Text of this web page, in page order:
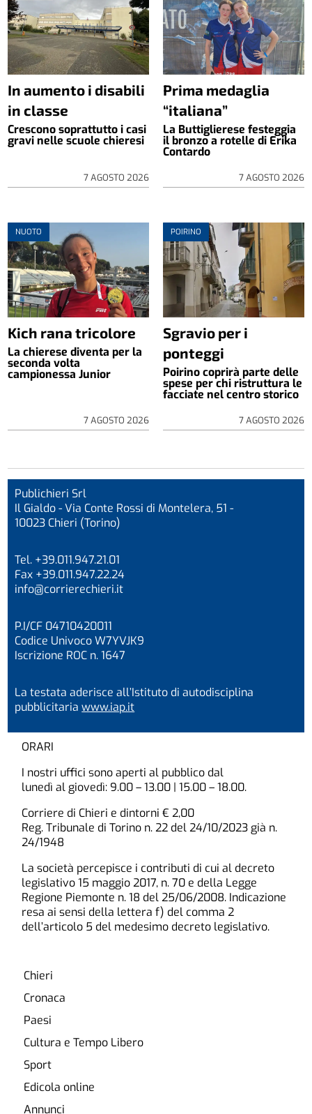
In aumento i disabili
in classe
Crescono soprattutto i casi
gravi nelle scuole chieresi
7 AGOSTO 2026
Prima medaglia
“italiana”
La Buttiglierese festeggia
il bronzo a rotelle di Erika
Contardo
7 AGOSTO 2026
NUOTO
Kich rana tricolore
La chierese diventa per la
seconda volta
campionessa Junior
7 AGOSTO 2026
POIRINO
Sgravio per i
ponteggi
Poirino coprirà parte delle
spese per chi ristruttura le
facciate nel centro storico
7 AGOSTO 2026
Publichieri Srl
Il Gialdo - Via Conte Rossi di Montelera, 51 -
10023 Chieri (Torino)
Tel. +39.011.947.21.01
Fax +39.011.947.22.24
info@corrierechieri.it
P.I/CF 04710420011
Codice Univoco W7YVJK9
Iscrizione ROC n. 1647
La testata aderisce all’Istituto di autodisciplina
pubblicitariawww.iap.it
ORARI
I nostri uffici sono aperti al pubblico dal
lunedì al giovedì: 9.00 – 13.00 | 15.00 – 18.00.
Corriere di Chieri e dintorni € 2,00
Reg. Tribunale di Torino n. 22 del 24/10/2023 già n.
24/1948
La società percepisce i contributi di cui al decreto
legislativo 15 maggio 2017, n. 70 e della Legge
Regione Piemonte n. 18 del 25/06/2008. Indicazione
resa ai sensi della lettera f) del comma 2
dell’articolo 5 del medesimo decreto legislativo.
Chieri
Cronaca
Paesi
Cultura e Tempo Libero
Sport
Edicola online
Annunci